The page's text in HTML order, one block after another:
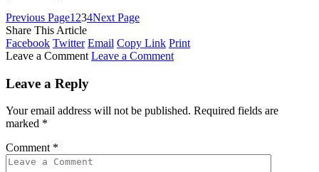
Previous Page1 234Next Page
Share This Article
Facebook Twitter Email Copy Link Print
Leave a Comment Leave a Comment
Leave a Reply
Your email address will not be published. Required fields are
marked *
Comment *